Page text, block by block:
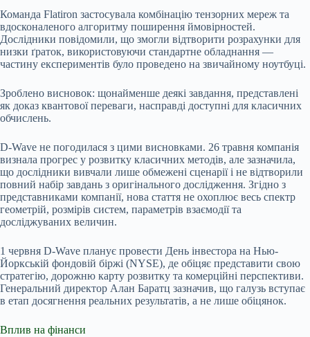
Команда Flatiron застосувала комбінацію тензорних мереж та
вдосконаленого алгоритму поширення ймовірностей.
Дослідники повідомили, що змогли відтворити розрахунки для
низки ґраток, використовуючи стандартне обладнання —
частину експериментів було проведено на звичайному ноутбуці.
Зроблено висновок: щонайменше деякі завдання, представлені
як доказ квантової переваги, насправді доступні для класичних
обчислень.
D-Wave не погодилася з цими висновками. 26 травня компанія
визнала прогрес у розвитку класичних методів, але зазначила,
що дослідники вивчали лише обмежені сценарії і не відтворили
повний набір завдань з оригінального дослідження. Згідно з
представниками компанії, нова стаття не охоплює весь спектр
геометрій, розмірів систем, параметрів взаємодії та
досліджуваних величин.
1 червня D-Wave планує провести День інвестора на Нью-
Йоркській фондовій біржі (NYSE), де обіцяє представити свою
стратегію, дорожню карту розвитку та комерційні перспективи.
Генеральний директор Алан Баратц зазначив, що галузь вступає
в етап досягнення реальних результатів, а не лише обіцянок.
Вплив на фінанси